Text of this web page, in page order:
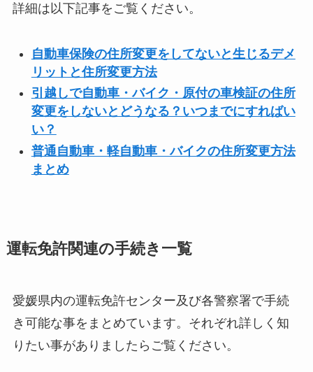
詳細は以下記事をご覧ください。
自動車保険の住所変更をしてないと生じるデメ
リットと住所変更方法
引越しで自動車・バイク・原付の車検証の住所
変更をしないとどうなる？いつまでにすればい
い？
普通自動車・軽自動車・バイクの住所変更方法
まとめ
運転免許関連の手続き一覧
愛媛県内の運転免許センター及び各警察署で手続
き可能な事をまとめています。それぞれ詳しく知
りたい事がありましたらご覧ください。